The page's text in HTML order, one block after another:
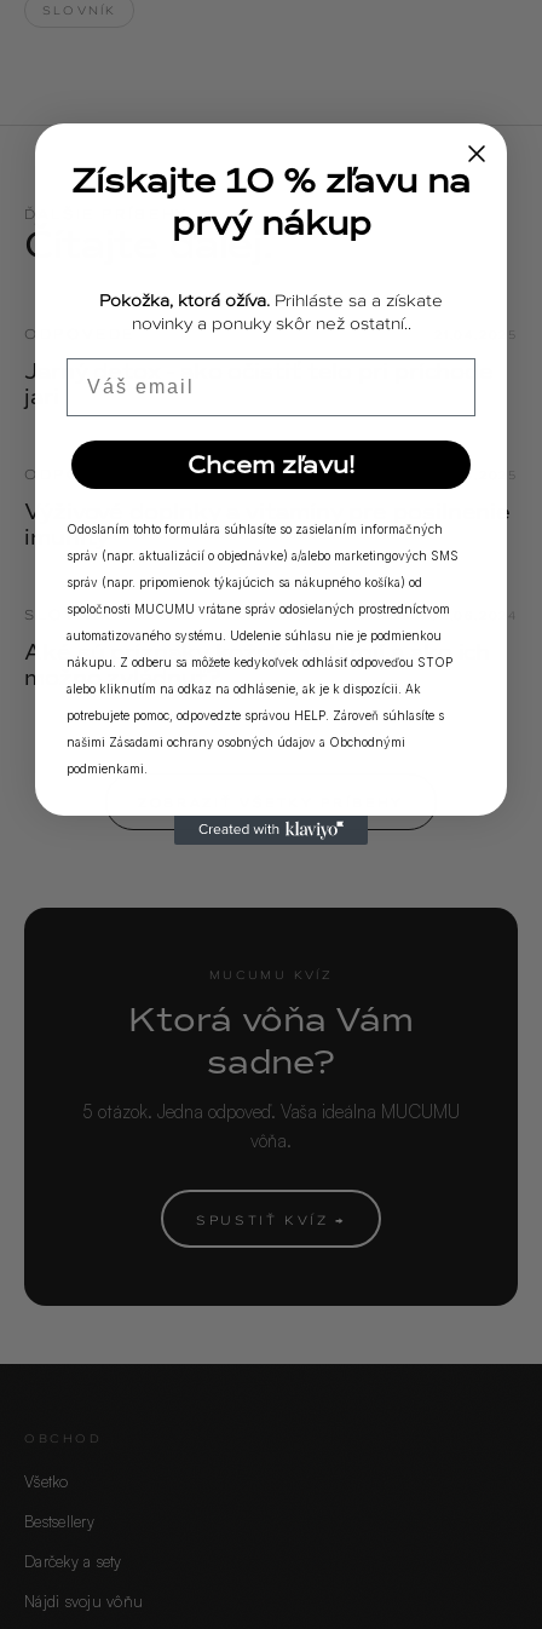
SLOVNÍK
ĎALŠIE PRÍBEHY
Čítajte ďalej.
ODPOVEDE 21.04.2025
Jarný detox - ako očistiť telo pri príchode
jari
ODPOVEDE 18.04.2025
Výživové doplnky a vitamíny pre posilnenie
imunity
SLOVNÍK 02.06.2024
Aké sú príznaky kožných alergií a ako ich
možno zvládnuť?
MUCUMU KVÍZ
Ktorá vôňa Vám
sadne?
5 otázok. Jedna odpoveď. Vaša ideálna MUCUMU
vôňa.
SPUSTIŤ KVÍZ →
OBCHOD
Všetko
Bestsellery
Darčeky a sety
Nájdi svoju vôňu
Získajte 10 % zľavu na
prvý nákup
Pokožka, ktorá ožíva. Prihláste sa a získate
novinky a ponuky skôr než ostatní..
Chcem zľavu!
Odoslaním tohto formulára súhlasíte so zasielaním informačných
správ (napr. aktualizácií o objednávke) a/alebo marketingových SMS
správ (napr. pripomienok týkajúcich sa nákupného košíka) od
spoločnosti MUCUMU vrátane správ odosielaných prostredníctvom
automatizovaného systému. Udelenie súhlasu nie je podmienkou
nákupu. Z odberu sa môžete kedykoľvek odhlásiť odpoveďou STOP
alebo kliknutím na odkaz na odhlásenie, ak je k dispozícii. Ak
potrebujete pomoc, odpovedzte správou HELP. Zároveň súhlasíte s
našimi Zásadami ochrany osobných údajov a Obchodnými
podmienkami